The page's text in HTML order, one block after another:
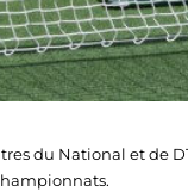
du National et de